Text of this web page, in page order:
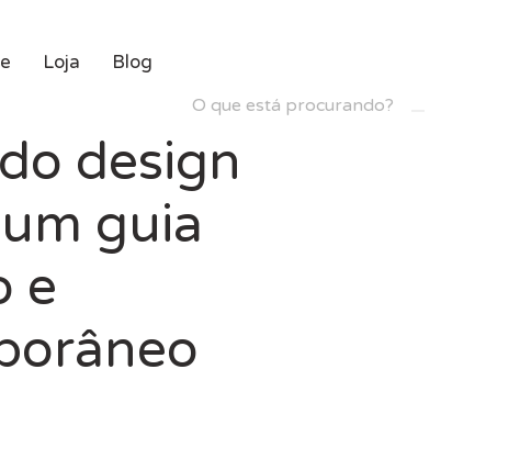
Loja Blog
Buscar
design
guia
e